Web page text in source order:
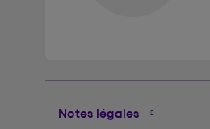
Notes légales